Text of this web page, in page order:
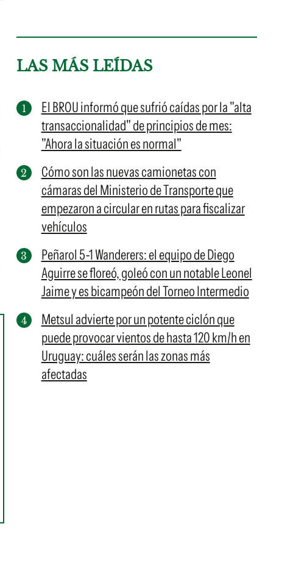
LAS MÁS LEÍDAS
El BROU informó que sufrió caídas por la "alta
transaccionalidad" de principios de mes:
"Ahora la situación es normal"
Cómo son las nuevas camionetas con
cámaras del Ministerio de Transporte que
empezaron a circular en rutas para fiscalizar
vehículos
Peñarol 5-1 Wanderers: el equipo de Diego
Aguirre se floreó, goleó con un notable Leonel
Jaime y es bicampeón del Torneo Intermedio
Metsul advierte por un potente ciclón que
puede provocar vientos de hasta 120 km/h en
Uruguay: cuáles serán las zonas más
afectadas